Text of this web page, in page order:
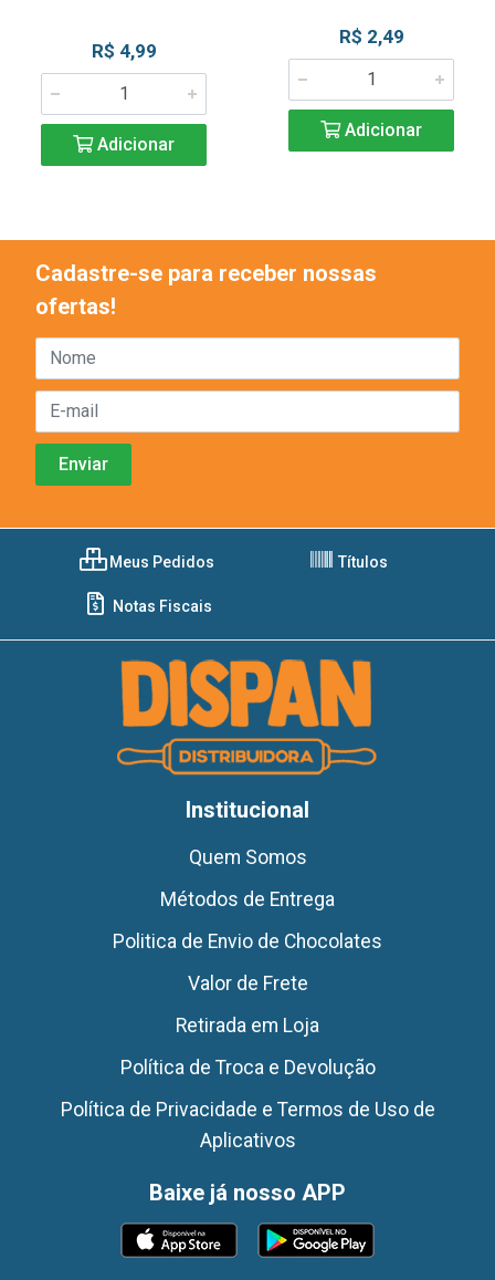
R$ 4,99
Adicionar
R$ 2,49
Adicionar
Cadastre-se para receber nossas
ofertas!
Meus Pedidos Títulos
Notas Fiscais
Institucional
Quem Somos
Métodos de Entrega
Politica de Envio de Chocolates
Valor de Frete
Retirada em Loja
Política de Troca e Devolução
Política de Privacidade e Termos de Uso de
Aplicativos
Baixe já nosso APP